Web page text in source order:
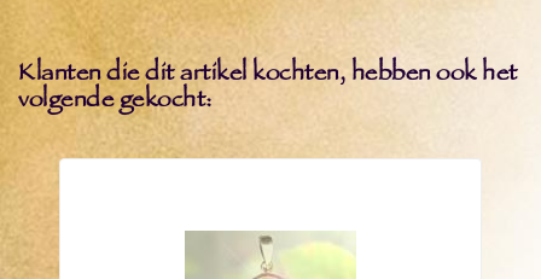
Klanten die dit artikel kochten, hebben ook het
volgende gekocht: